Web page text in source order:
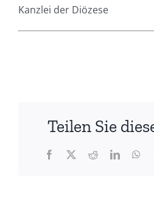
Kanzlei der Diözese
Teilen Sie
Facebook
X RedditLinkedIn